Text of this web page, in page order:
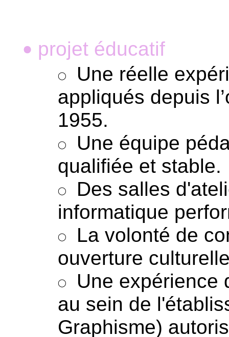
• projet éducatif
Une réelle
appliqués depuis
1955.
Une équipe
qualifiée et stable.
Des salles
informatique
La volonté de
ouverture
Une expérience
au sein de
Graphisme)